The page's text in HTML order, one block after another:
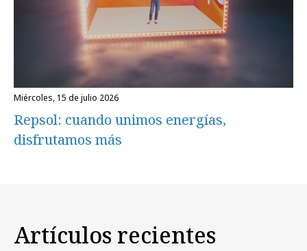
miércoles, 15 de julio 2026
Repsol: cuando unimos energías,
disfrutamos más
Artículos recientes